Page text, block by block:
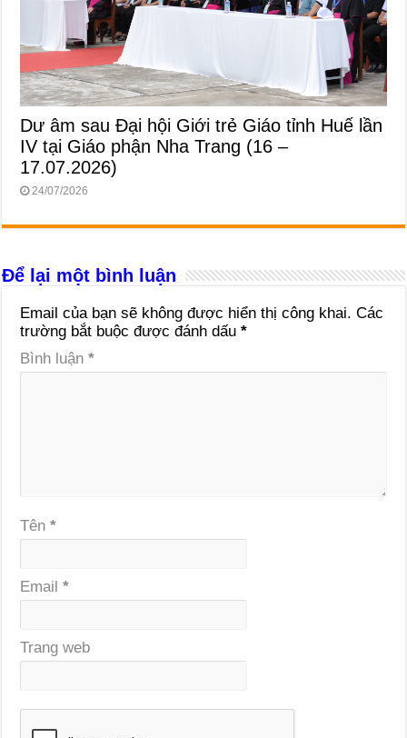
Dư âm sau Đại hội Giới trẻ Giáo tỉnh Huế lần
IV tại Giáo phận Nha Trang (16 –
17.07.2026)
24/07/2026
Để lại một bình luận
Email của bạn sẽ không được hiển thị công khai. Các
trường bắt buộc được đánh dấu*
Bình luận*
Tên*
Email*
Trang web